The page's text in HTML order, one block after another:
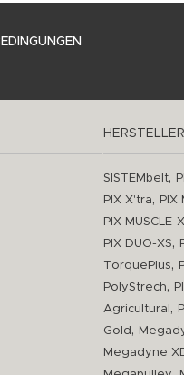
SISTEMbelt,
PIX X'tra, PIX
PIX MUSCLE-
PIX DUO-XS,
TorquePlus,
PolyStrech,
Agricultural ,
Gold ,
Megadyne